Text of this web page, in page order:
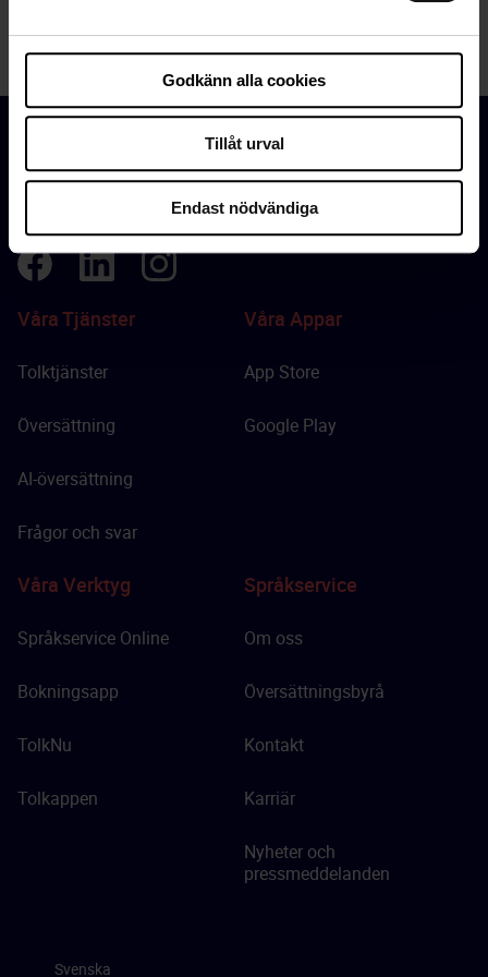
Godkänn alla cookies
Tillåt urval
Endast nödvändiga
Vi hjälper dig att snabbt hitta rätt tolk eller översättare när
Våra Tjänster
Tolktjänster
Översättning
AI-översättning
Frågor och svar
Våra Appar
App Store
Google Play
Våra Verktyg
Språkservice Online
Bokningsapp
TolkNu
Tolkappen
Språkservice
Om oss
Översättningsbyrå
Kontakt
Karriär
Nyheter och
pressmeddelanden
Svenska